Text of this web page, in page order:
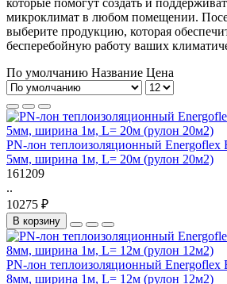
которые помогут создать и
микроклимат в любом помещении.
выберите продукцию, которая
бесперебойную работу ваших
По умолчанию Название Цена
PN-лон теплоизоляционный Energoflex
5мм, ширина 1м, L= 20м (рулон 20м2)
161209
..
10275 ₽
В корзину
PN-лон теплоизоляционный Energoflex
8мм, ширина 1м, L= 12м (рулон 12м2)